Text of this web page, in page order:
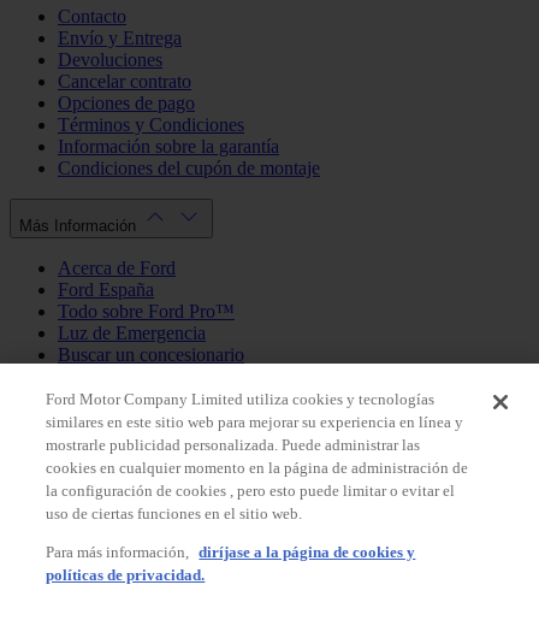
Contacto
Envío y Entrega
Devoluciones
Cancelar contrato
Opciones de pago
Términos y Condiciones
Información sobre la garantía
Condiciones del cupón de montaje
Más Información
Acerca de Ford
Ford España
Todo sobre Ford Pro™
Luz de Emergencia
Buscar un concesionario
Política de privacidad
Mi Cuenta
Iniciar sesión / Registrarse
Mis pedidos
País
Ford Motor Company Limited utiliza cookies y tecnologías
similares en este sitio web para mejorar su experiencia en línea y
mostrarle publicidad personalizada. Puede administrar las
cookies en cualquier momento en la página de administración de
la configuración de cookies , pero esto puede limitar o evitar el
uso de ciertas funciones en el sitio web.
Para más información, diríjase a la página de cookies y
políticas de privacidad.